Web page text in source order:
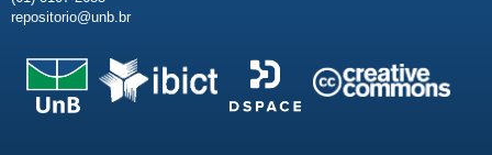
repositorio@unb.br